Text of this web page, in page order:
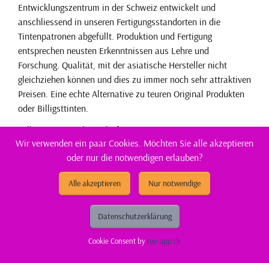
Entwicklungszentrum in der Schweiz entwickelt und
anschliessend in unseren Fertigungsstandorten in die
Tintenpatronen abgefüllt. Produktion und Fertigung
entsprechen neusten Erkenntnissen aus Lehre und
Forschung. Qualität, mit der asiatische Hersteller nicht
gleichziehen können und dies zu immer noch sehr attraktiven
Preisen. Eine echte Alternative zu teuren Original Produkten
oder Billigsttinten.
Füllmenge: 7.6 ml. Reicht für: 760 Seiten.
Gut zu wissen
Entsorgung: GruenePunkt
Entsorgungsorganisation: ElektroG-Zeichen
XL
Wir verwenden ein paar Cookies. Möchten Sie alle akzeptieren
oder nur die notwendigen erlauben?
Alle akzeptieren Nur notwendige
Datenschutzerklärung
Cookie Consent bytop-app.ch